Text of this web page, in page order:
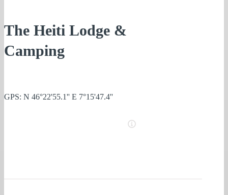
The Heiti Lodge &
Camping
GPS: N 46°22'55.1'' E 7°15'47.4''